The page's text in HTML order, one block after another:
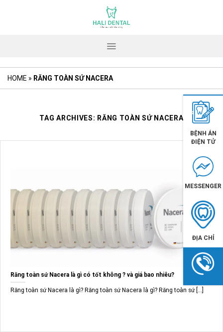
HOME » RĂNG TOÀN SỨ NACERA
TAG ARCHIVES: RĂNG TOÀN SỨ NACERA
Răng toàn sứ Nacera là gì có tốt không ? và giá bao nhiêu?
Răng toàn sứ Nacera là gì? Răng toàn sứ Nacera là gì? Răng toàn sứ [...]
BỆNH ÁN
ĐIỆN TỬ
MESSENGER
ĐỊA CHỈ